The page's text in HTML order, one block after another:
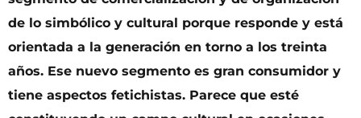
de lo simbólico y cultural porque responde y está
orientada a la generación en torno a los treinta
años. Ese nuevo segmento es gran consumidor y
tiene aspectos fetichistas. Parece que esté